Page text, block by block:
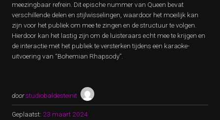
meezingbaar refrein. Dit epische nummer van Queen bevat
verschillende delen en stijlwisselingen, waardoor het moeilijk kan
zijn voor het publiek om mee te zingen en de structuur te volgen.
Hierdoor kan het lastig zijn om de luisteraars echt mee te krijgen en
de interactie met het publiek te versterken tijdens een karaoke-
uitvoering van “Bohemian Rhapsody”.
doorstudiobaldesteinit
Geplaatst: 23 maart 2024